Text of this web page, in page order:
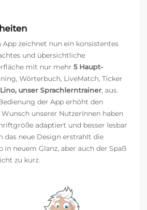
App zeichnet nun ein konsistentes
und übersichtliche
mit nur mehr 5 Haupt-
Wörterbuch, LiveMatch, Ticker
Lino, unser Sprachlerntrainer, aus.
der App erhöht den
unserer NutzerInnen haben
adaptiert und besser lesbar
das neue Design erstrahlt die
in neuem Glanz, aber auch der Spaß
zu kurz.